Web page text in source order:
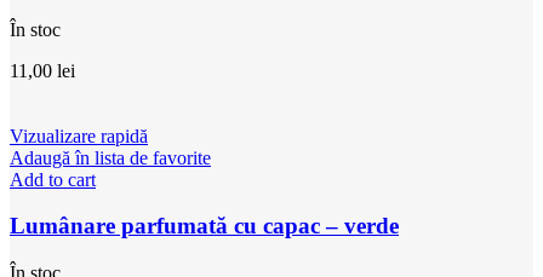
În stoc
11,00 lei
Vizualizare rapidă
Adaugă în lista de favorite
Add to cart
Lumânare parfumată cu capac – verde
În stoc